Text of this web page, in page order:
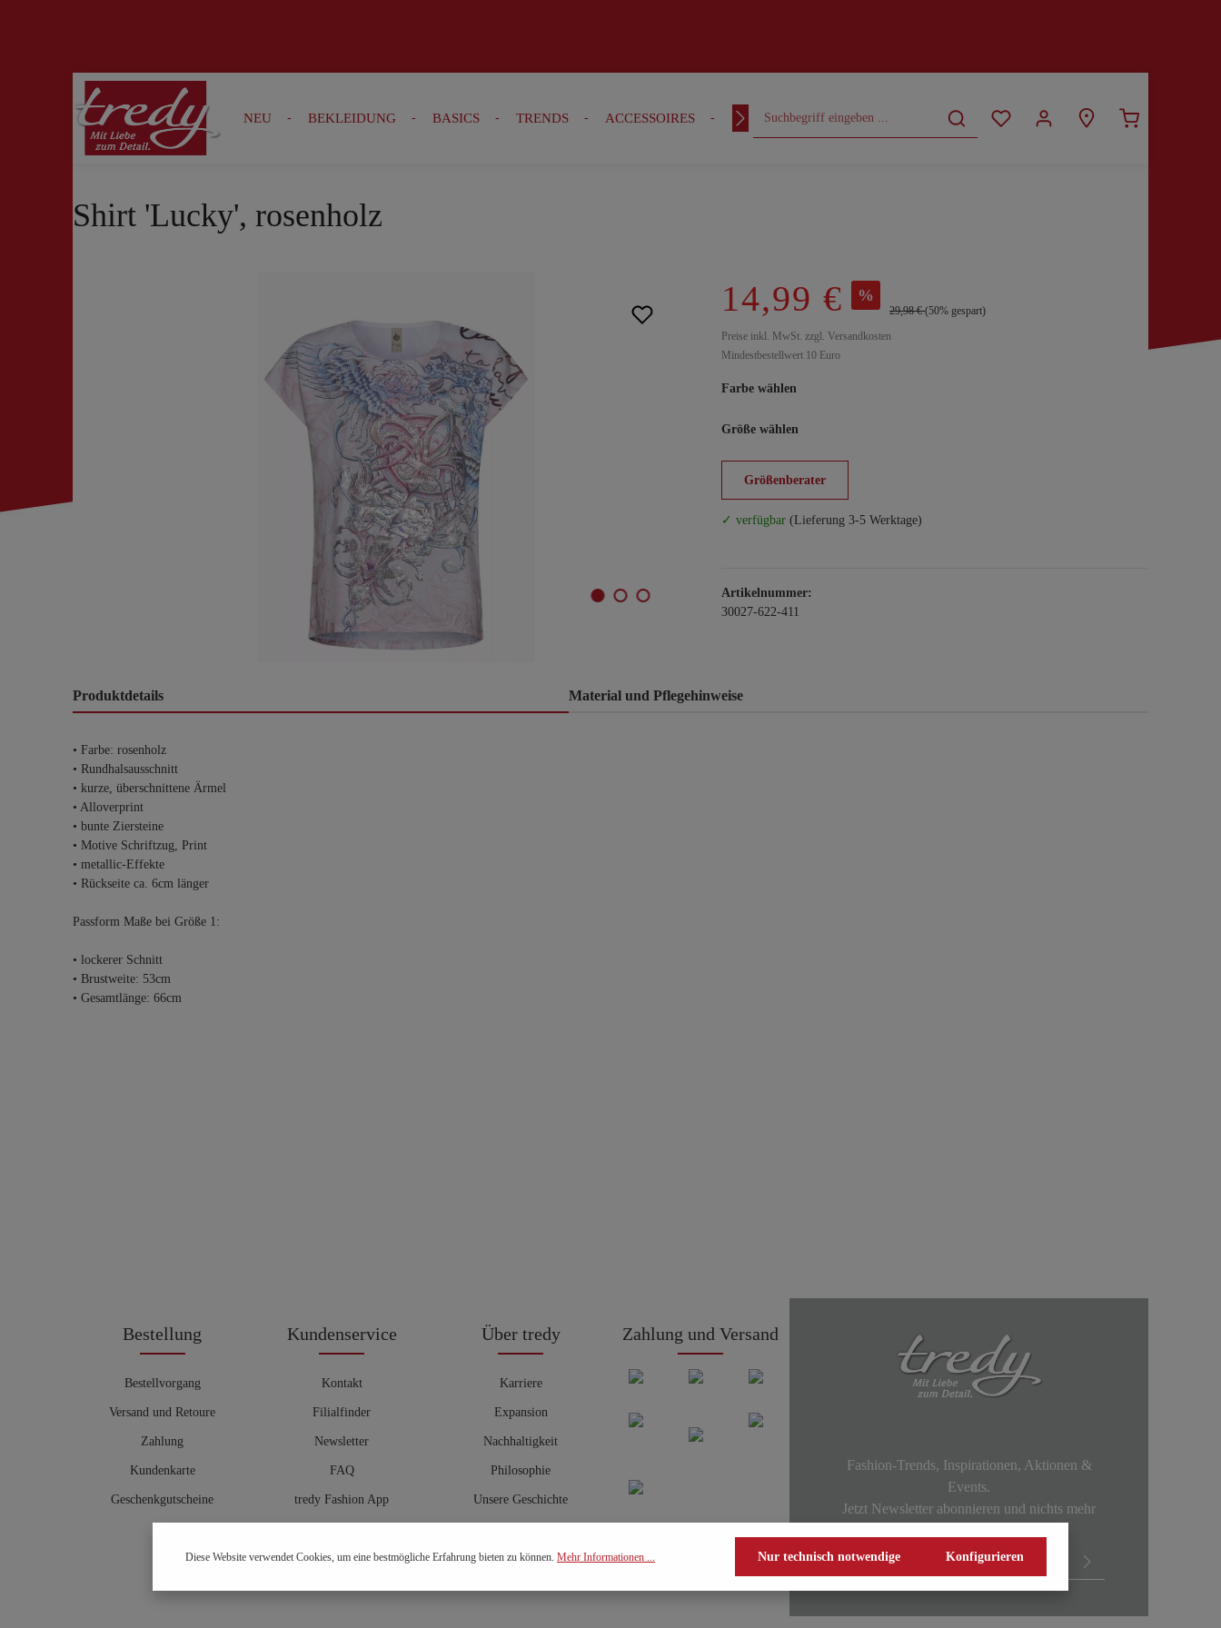
Zur Suche springen Zur Hauptnavigation springen
NEU BEKLEIDUNG BASICS TRENDS ACCESSOIRES OUTFITS CURVY
Shirt 'Lucky', rosenholz
14,99 € %
29,98 €(50% gespart)
Preise inkl. MwSt. zzgl. Versandkosten
Mindestbestellwert 10 Euro
Farbe wählen
Größe wählen
Größenberater
✓ verfügbar (Lieferung 3-5 Werktage)
Artikelnummer:
30027-622-411
Produktdetails Material und Pflegehinweise
• Farbe: rosenholz
• Rundhalsausschnitt
• kurze, überschnittene Ärmel
• Alloverprint
• bunte Ziersteine
• Motive Schriftzug, Print
• metallic-Effekte
• Rückseite ca. 6cm länger
Passform Maße bei Größe 1:
• lockerer Schnitt
• Brustweite: 53cm
• Gesamtlänge: 66cm
Bestellung
Bestellvorgang
Versand und Retoure
Zahlung
Kundenkarte
Geschenkgutscheine
Kundenservice
Kontakt
Filialfinder
Newsletter
FAQ
tredy Fashion App
Hosenberater
Über tredy
Karriere
Expansion
Nachhaltigkeit
Philosophie
Unsere Geschichte
Zahlung und Versand
Fashion-Trends, Inspirationen, Aktionen &
Events.
Jetzt Newsletter abonnieren und nichts mehr
Diese Website verwendet Cookies, um eine bestmögliche Erfahrung bieten zu können. Mehr Informationen ... Nur technisch notwendige Konfigurieren